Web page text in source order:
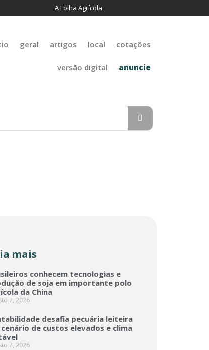
A Folha Agrícola
geral artigos local cotações
versão digital anuncie
mais
conhecem tecnologias e
de soja em importante polo
da China
7, 2026
desafia pecuária leiteira
cenário de custos elevados e clima
7, 2026